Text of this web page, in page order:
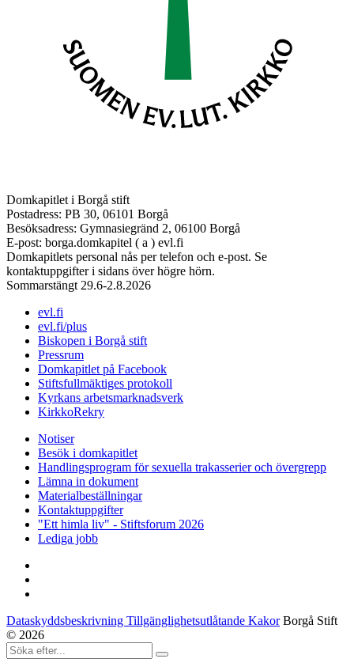
Domkapitlet i Borgå stift
Postadress: PB 30, 06101 Borgå
Besöksadress: Gymnasiegränd 2, 06100 Borgå
E-post: borga.domkapitel ( a ) evl.fi
Domkapitlets personal nås per telefon och e-post. Se
kontaktuppgifter i sidans över högre hörn.
Sommarstängt 29.6-2.8.2026
evl.fi
evl.fi/plus
Biskopen i Borgå stift
Pressrum
Domkapitlet på Facebook
Stiftsfullmäktiges protokoll
Kyrkans arbetsmarknadsverk
KirkkoRekry
Notiser
Besök i domkapitlet
Handlingsprogram för sexuella trakasserier och övergrepp
Lämna in dokument
Materialbeställningar
Kontaktuppgifter
"Ett himla liv" - Stiftsforum 2026
Lediga jobb
Dataskyddsbeskrivning Tillgänglighetsutlåtande Kakor Borgå Stift
© 2026